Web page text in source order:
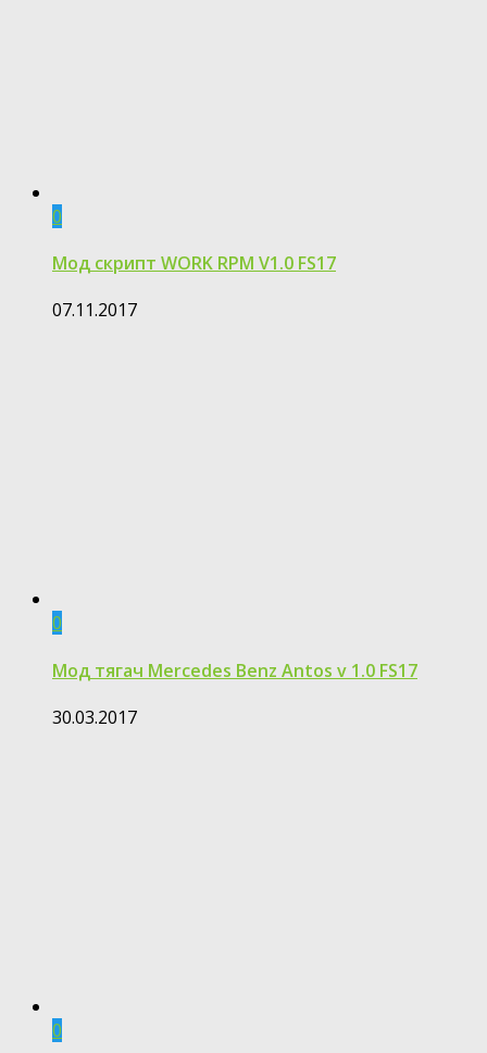
0
Мод скрипт WORK RPM V1.0 FS17
07.11.2017
0
Мод тягач Mercedes Benz Antos v 1.0 FS17
30.03.2017
0